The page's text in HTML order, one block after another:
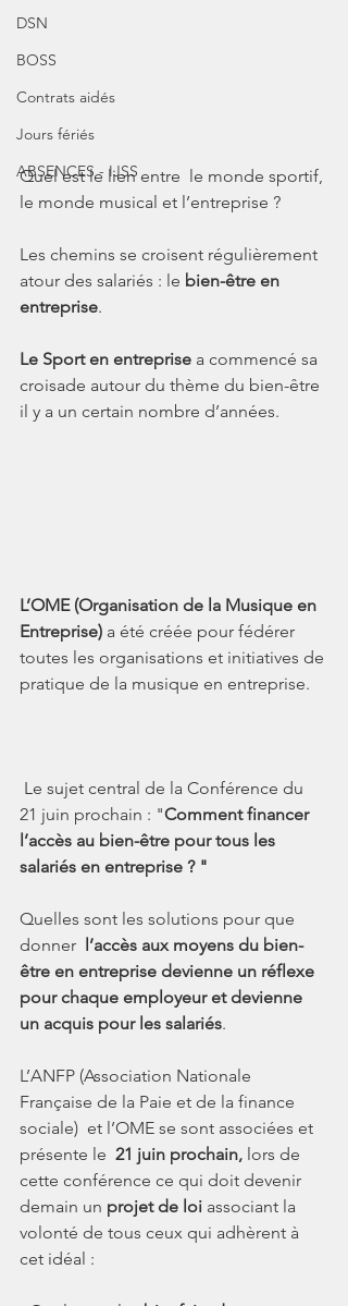
DSN
BOSS
Contrats aidés
Jours fériés
ABSENCES - IJSS
Quel est le lien entre  le monde sportif,
le monde musical et l’entreprise ?
Les chemins se croisent régulièrement
atour des salariés : le bien-être en
entreprise.
Le Sport en entreprise a commencé sa
croisade autour du thème du bien-être
il y a un certain nombre d’années.
L’OME (Organisation de la Musique en
Entreprise) a été créée pour fédérer
toutes les organisations et initiatives de
pratique de la musique en entreprise.
21 juin prochain : "Comment financer
l’accès au bien-être pour tous les
salariés en entreprise ? "
Quelles sont les solutions pour que
donner l’accès aux moyens du bien-
être en entreprise devienne un réflexe
pour chaque employeur et devienne
un acquis pour les salariés.
L’ANFP (Association Nationale
Française de la Paie et de la finance
sociale)  et l’OME se sont associées et
présente le 21 juin prochain, lors de
cette conférence ce qui doit devenir
demain un projet de loi associant la
volonté de tous ceux qui adhèrent à
cet idéal :